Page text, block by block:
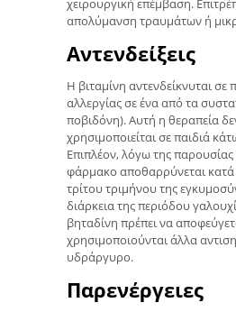
χειρουργική επέμβαση.
απολύμανση τραυμάτων ή
Αντενδείξεις
Η βιταμίνη αντενδείκνυται σε
αλλεργίας σε ένα από τα
ποβιδόνη). Αυτή η θεραπεία
χρησιμοποιείται σε παιδιά
Επιπλέον, λόγω της
φάρμακο αποθαρρύνεται κατά
τρίτου τριμήνου της
διάρκεια της περιόδου
βηταδίνη πρέπει να
χρησιμοποιούνται άλλα
υδράργυρο.
Παρενέργειες